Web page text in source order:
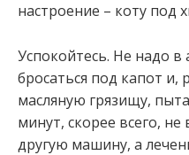
настроение – коту под
Успокойтесь. Не надо
бросаться под капот и,
масляную грязищу,
минут, скорее всего,
другую машину, а